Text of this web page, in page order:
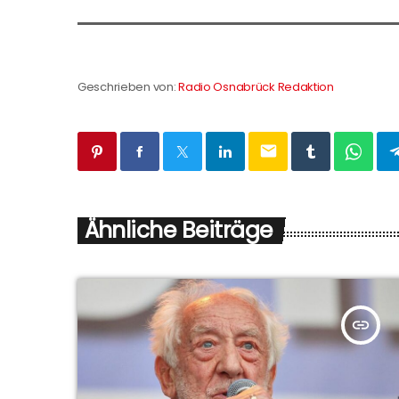
Geschrieben von:Radio Osnabrück Redaktion
email
Ähnliche Beiträge
insert_link